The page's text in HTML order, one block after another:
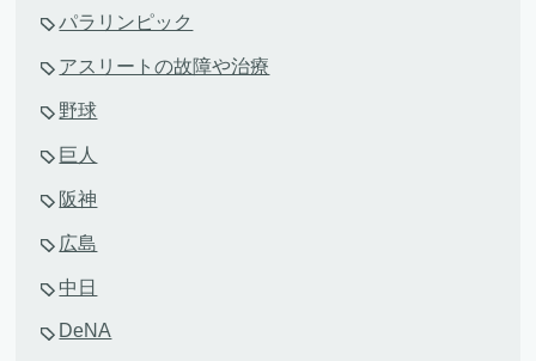
パラリンピック
アスリートの故障や治療
野球
巨人
阪神
広島
中日
DeNA